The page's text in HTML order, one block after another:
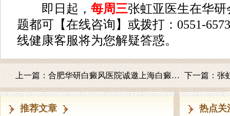
即日起， 每周三张虹亚医生在华
题都可【在线咨询】或拨打：0551-
线健康客服将为您解疑答惑。
上一篇： 合肥华研白癜风医院诚邀上海白癜风专家方芳主任助力2022夏季白癜风复色 下一篇： 张
推荐文章 热点